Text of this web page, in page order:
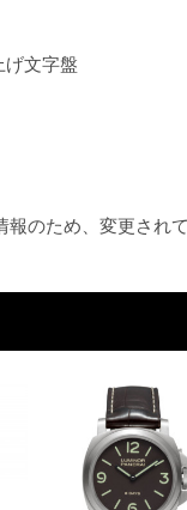
げ文字盤
のため、変更され